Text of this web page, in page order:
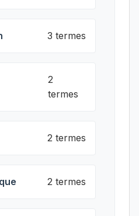
3 termes
2
termes
2 termes
2 termes